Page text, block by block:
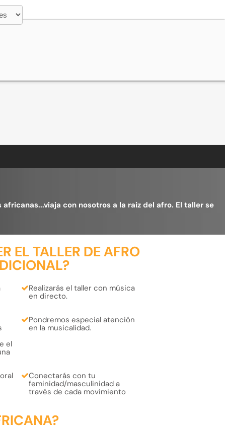
con nosotros a la raiz del afro. El taller se
EL TALLER DE AFRO
Realizarás el taller con música
en directo.
el
Pondremos especial atención
en la musicalidad.
Conectarás con tu
feminidad/masculinidada
través de cada movimiento